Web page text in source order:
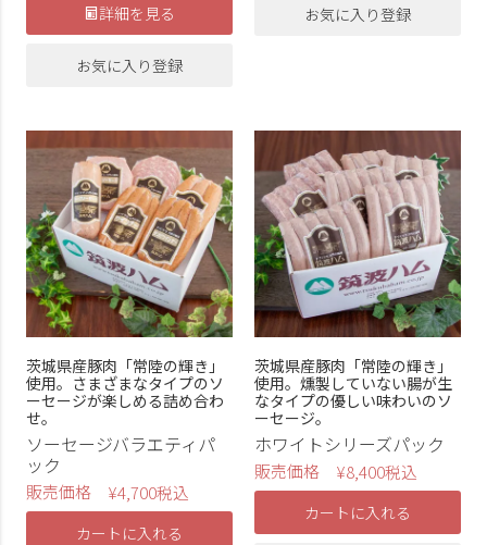
詳細を見る
お気に入り登録
お気に入り登録
茨城県産豚肉「常陸の輝き」
使用。さまざまなタイプのソ
ーセージが楽しめる詰め合わ
せ。
ソーセージバラエティパ
ック
販売価格 ¥4,700税込
カートに入れる
茨城県産豚肉「常陸の輝き」
使用。燻製していない腸が生
なタイプの優しい味わいのソ
ーセージ。
ホワイトシリーズパック
販売価格 ¥8,400税込
カートに入れる